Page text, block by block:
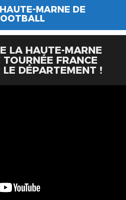
MARNE DE
LA HAUTE‑MARNE
FRANCE
DÉPARTEMENT !